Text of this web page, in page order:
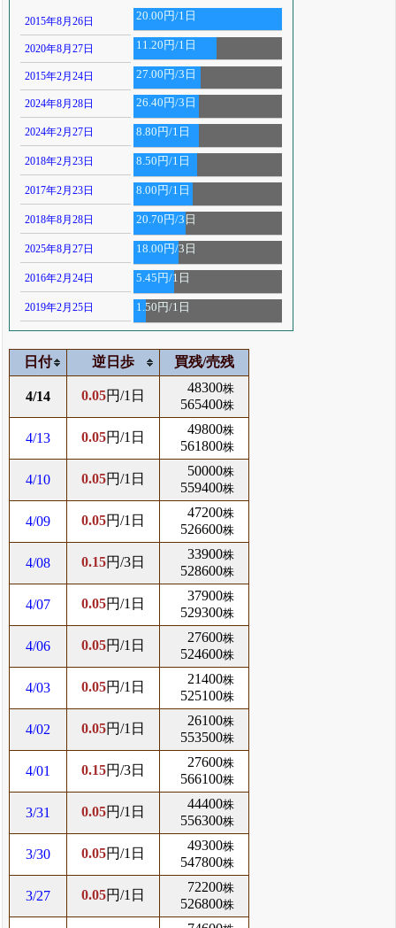
2015年8月26日 20.00円/1日
2020年8月27日 11.20円/1日
2015年2月24日 27.00円/3日
2024年8月28日 26.40円/3日
2024年2月27日 8.80円/1日
2018年2月23日 8.50円/1日
2017年2月23日 8.00円/1日
2018年8月28日 20.70円/3日
2025年8月27日 18.00円/3日
2016年2月24日 5.45円/1日
2019年2月25日 1.50円/1日
日付 逆日歩 買残/売残
4/14 0.05円/1日
48300株
565400株
4/13 0.05円/1日
49800株
561800株
4/10 0.05円/1日
50000株
559400株
4/09 0.05円/1日
47200株
526600株
4/08 0.15円/3日
33900株
528600株
4/07 0.05円/1日
37900株
529300株
4/06 0.05円/1日
27600株
524600株
4/03 0.05円/1日
21400株
525100株
4/02 0.05円/1日
26100株
553500株
4/01 0.15円/3日
27600株
566100株
3/31 0.05円/1日
44400株
556300株
3/30 0.05円/1日
49300株
547800株
3/27 0.05円/1日
72200株
526800株